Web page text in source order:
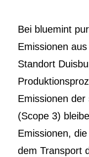
Bei bluemint
Emissionen
Standort
Emissionen
(Scope 3)
Emissionen,
dem Transport